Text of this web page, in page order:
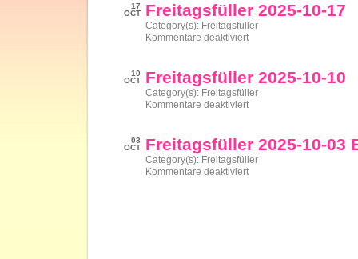
24
17
OCT
Freitagsfüller 2025-10-17
Category(s): Freitagsfüller
Kommentare deaktiviertfür
17
10
OCT
Freitagsfüller 2025-10-10
Category(s): Freitagsfüller
Kommentare deaktiviertfür
10
03
OCT
Freitagsfüller 2025-10-03
Category(s): Freitagsfüller
Kommentare deaktiviertfür